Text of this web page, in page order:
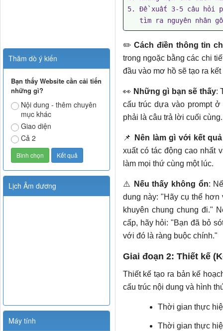
5. Đề xuất 3-5 câu hỏi
tìm ra nguyên nhân
✏️ ​​Cách điền thông tin
trong ngoặc bằng các chi
đầu vào mơ hồ sẽ tạo ra
👀 Những gì bạn sẽ thấy:
cấu trúc dựa vào prompt
phải là câu trả lời cuối cùng.
📌
Nên làm gì với kết
xuất có tác động cao nhất
làm mọi thứ cùng một lúc.
⚠️ Nếu thấy không ổn:
dung này: "Hãy cụ thể
khuyên chung chung đi."
cấp, hãy hỏi: "Bạn đã bỏ
với đó là ràng buộc chính."
Giai đoạn 2: Thiết kế
Thiết kế tạo ra bản kế
cấu trúc nội dung và hình
Thời gian thực
Thời gian thực
Thăm dò ý kiến
Bạn thấy Website cần cải tiến
những gì?
Nội dung - thêm chuyên
mục khác
Giao diện
Cả 2
Lịch Âm dương
Máy tính